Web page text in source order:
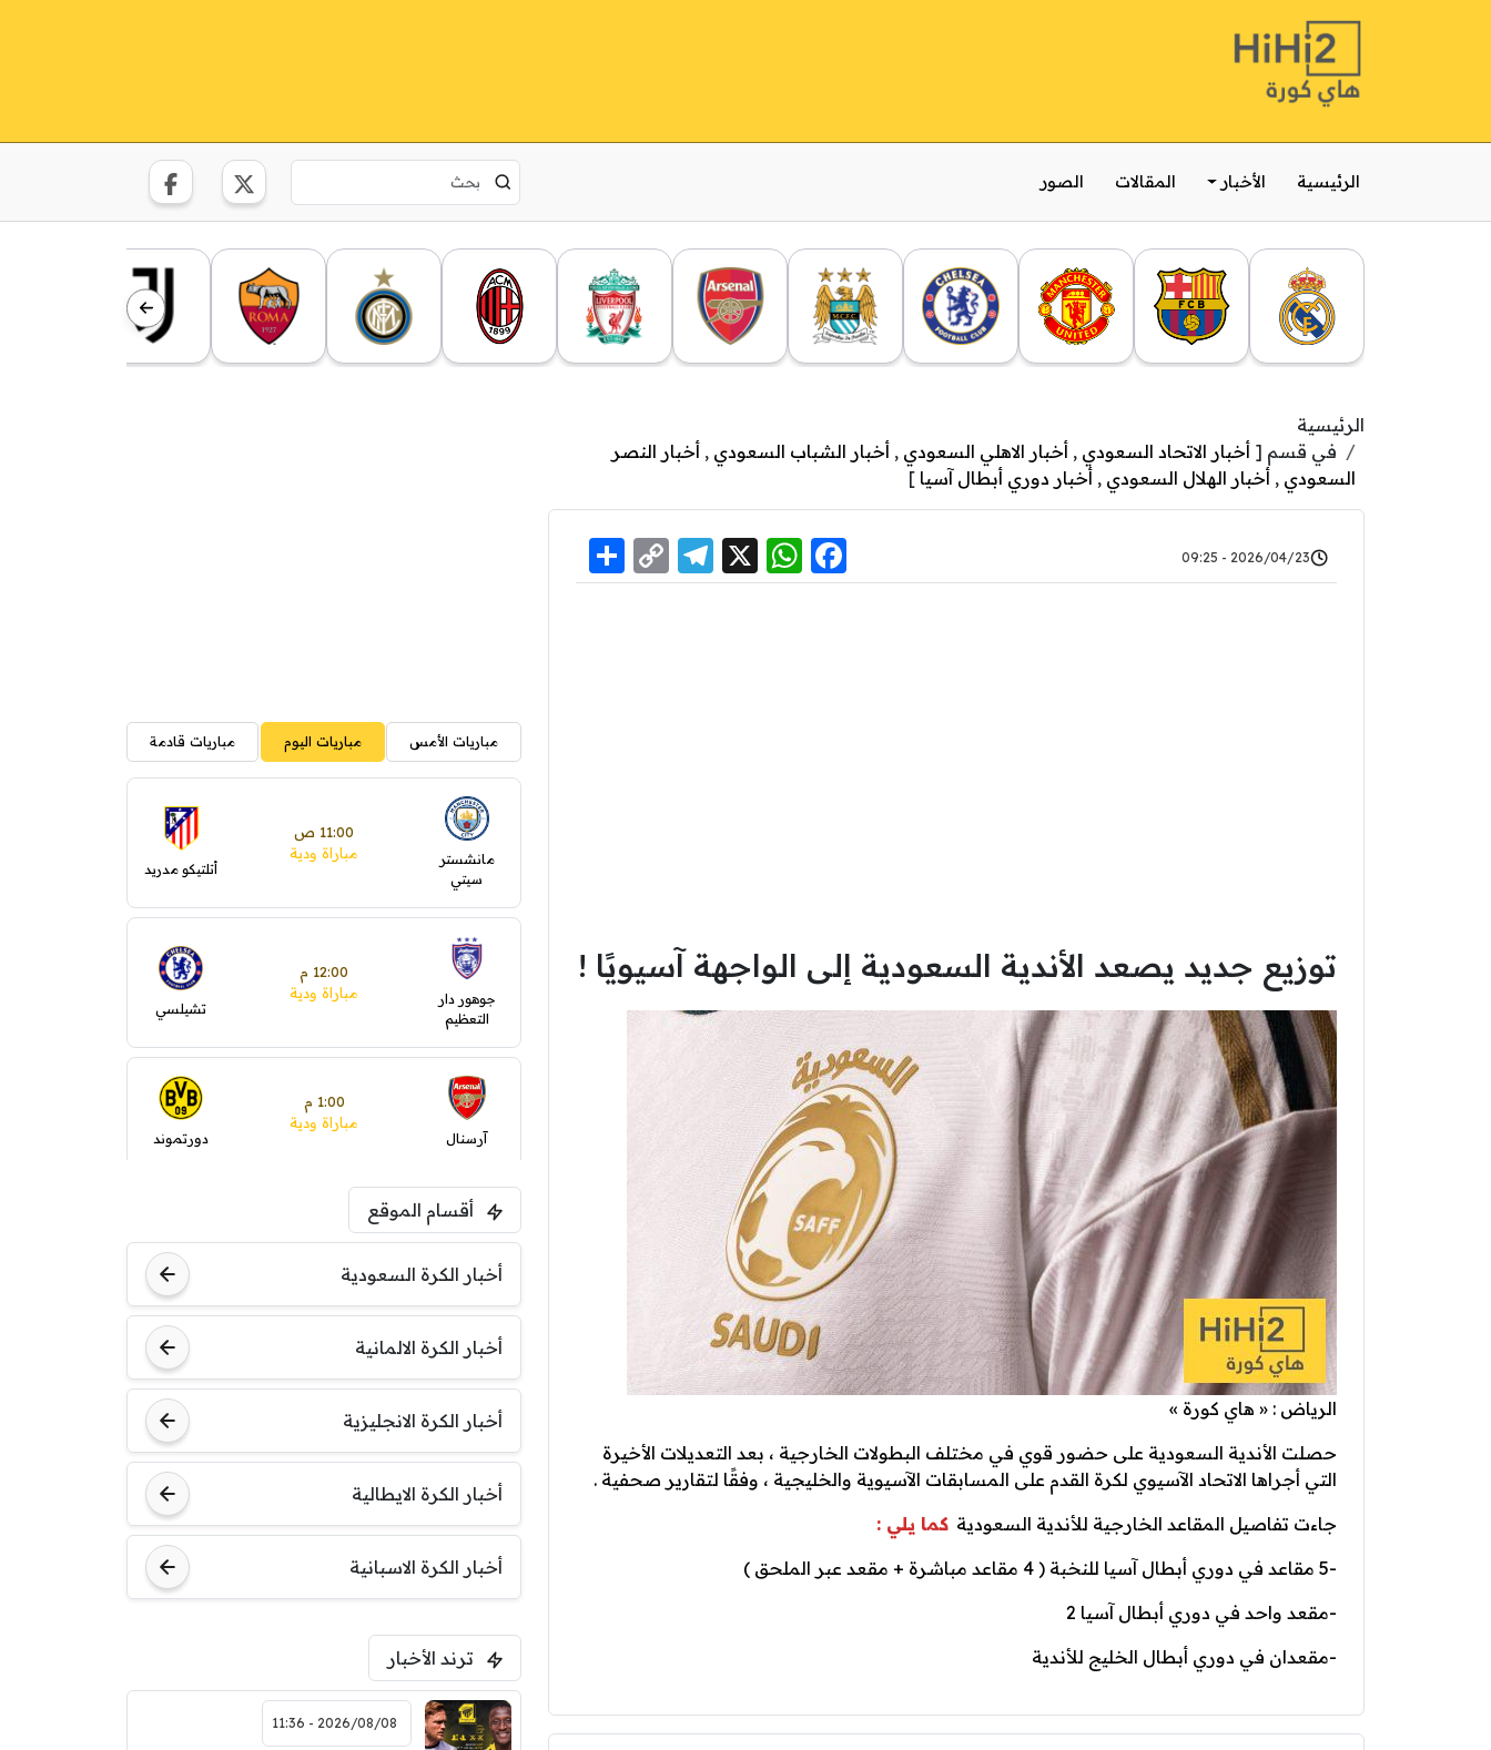
الرئيسية الأخبار المقالات الصور
الرئيسية
في قسم [ أخبار الاتحاد السعودي , أخبار الاهلي السعودي , أخبار الشباب السعودي , أخبار النصر
السعودي , أخبار الهلال السعودي , أخبار دوري أبطال آسيا ]
2026/04/23 - 09:25
Facebook
WhatsApp
X
Telegram
Copy
Link
توزيع جديد يصعد الأندية السعودية إلى الواجهة آسيويًا !
الرياض : « هاي كورة »
حصلت الأندية السعودية على حضور قوي في مختلف البطولات الخارجية ، بعد التعديلات الأخيرة
التي أجراها الاتحاد الآسيوي لكرة القدم على المسابقات الآسيوية والخليجية ، وفقًا لتقارير صحفية .
جاءت تفاصيل المقاعد الخارجية للأندية السعودية كما يلي :
-5 مقاعد في دوري أبطال آسيا للنخبة ( 4 مقاعد مباشرة + مقعد عبر الملحق )
-مقعد واحد في دوري أبطال آسيا 2
-مقعدان في دوري أبطال الخليج للأندية
مباريات الأمس مباريات اليوم مباريات قادمة
مانشستر
سيتي
11:00 ص
مباراة ودية
أتلتيكو مدريد
جوهور دار
التعظيم
12:00 م
مباراة ودية
تشيلسي
آرسنال
1:00 م
مباراة ودية
دورتموند
مباراة ودية
موناكو
أقسام الموقع
أخبار الكرة السعودية
أخبار الكرة الالمانية
أخبار الكرة الانجليزية
أخبار الكرة الايطالية
أخبار الكرة الاسبانية
ترند الأخبار
2026/08/08 - 11:36